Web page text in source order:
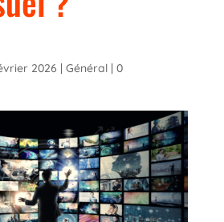
2026 | Général| 0